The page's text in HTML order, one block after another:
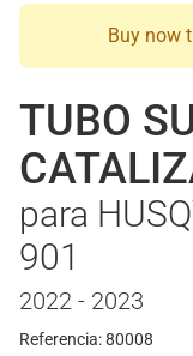
Buy now
TUBO
para
901
2022 - 2023
Referencia: 80008